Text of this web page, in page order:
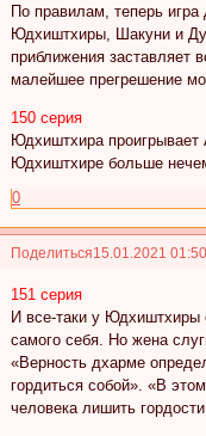
По правилам, теперь
Юдхиштхиры, Шакуни и
приближения заставляет
малейшее прегрешение
150 серия
Юдхиштхира
Юдхиштхире больше
0
Поделиться15.01.2021
151 серия
И все-таки у Юдхиштхиры
самого себя. Но жена
«Верность дхарме
гордиться собой». «В
человека лишить